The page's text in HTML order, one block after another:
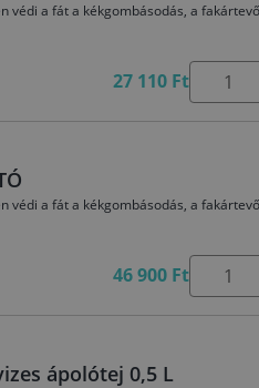
a fát a kékgombásodás, a
27 110 Ft
a fát a kékgombásodás, a
46 900 Ft
ápolótej 0,5 L